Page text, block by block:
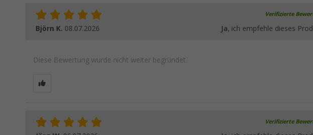
Verifizierte
Björn K. 08.07.2026 Ja, ich empfehle dieses
Diese Bewertung wurde nicht weiter begründet.
Verifizierte